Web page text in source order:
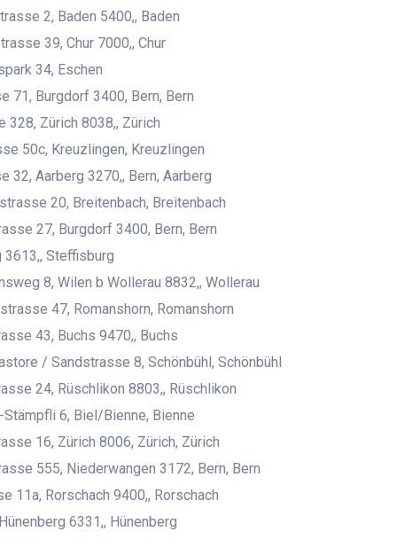
2, Baden 5400,, Baden
39, Chur 7000,, Chur
34, Eschen
71, Burgdorf 3400, Bern, Bern
328, Zürich 8038,, Zürich
50c, Kreuzlingen, Kreuzlingen
32, Aarberg 3270,, Bern, Aarberg
20, Breitenbach, Breitenbach
27, Burgdorf 3400, Bern, Bern
Steffisburg
8, Wilen b Wollerau 8832,, Wollerau
47, Romanshorn, Romanshorn
43, Buchs 9470,, Buchs
/ Sandstrasse 8, Schönbühl, Schönbühl
24, Rüschlikon 8803,, Rüschlikon
Stämpfli 6, Biel/Bienne, Bienne
16, Zürich 8006, Zürich, Zürich
555, Niederwangen 3172, Bern, Bern
11a, Rorschach 9400,, Rorschach
6331,, Hünenberg